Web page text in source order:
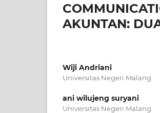
AKUNTAN:
Wiji Andriani
Universitas Negeri Malang
ani wilujeng suryani
Universitas Negeri Malang